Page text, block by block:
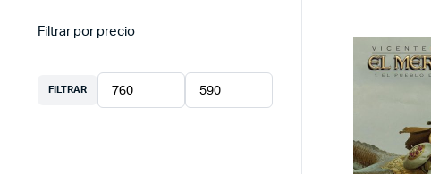
Filtrar por precio
FILTRAR